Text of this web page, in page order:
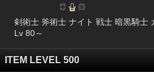
剣術士 斧術士 ナイト 戦士 暗黒騎士
Lv 80～
ITEM LEVEL 500